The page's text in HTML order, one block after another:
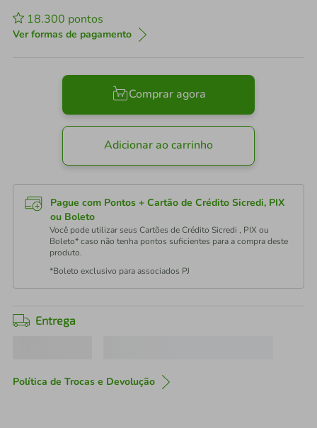
18.300 pontos
Ver formas de pagamento
Comprar agora
Adicionar ao carrinho
Pague com Pontos + Cartão de Crédito Sicredi, PIX
ou Boleto
Você pode utilizar seus Cartões de Crédito Sicredi , PIX ou
Boleto* caso não tenha pontos suficientes para a compra deste
produto.
*Boleto exclusivo para associados PJ
Entrega
Política de Trocas e Devolução